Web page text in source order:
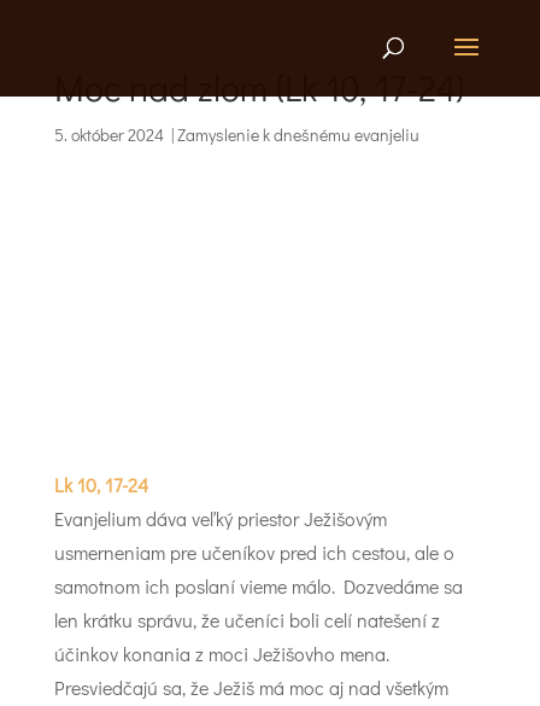
Moc nad zlom (Lk 10, 17-24)
5. október 2024|Zamyslenie k dnešnému evanjeliu
Lk 10, 17-24
Evanjelium dáva veľký priestor Ježišovým
usmerneniam pre učeníkov pred ich cestou, ale o
samotnom ich poslaní vieme málo. Dozvedáme sa
len krátku správu, že učeníci boli celí natešení z
účinkov konania z moci Ježišovho mena.
Presviedčajú sa, že Ježiš má moc aj nad všetkým